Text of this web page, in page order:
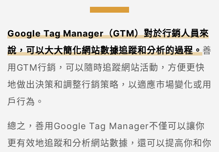
Google Tag Manager（GTM）對於行銷人員來
說，可以大大簡化網站數據追蹤和分析的過程。善
用GTM行銷，可以隨時追蹤網站活動，方便更快
地做出決策和調整行銷策略，以適應市場變化或用
戶行為。
總之，善用Google Tag Manager不僅可以讓你
更有效地追蹤和分析網站數據，還可以提高你和你